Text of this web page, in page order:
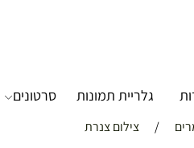
גלריית תמונות סרטונים
/ צילום צנרת